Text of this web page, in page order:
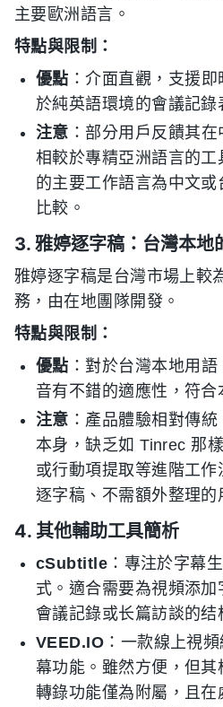
主要歐洲語言。
特點與限制：
優點 ：介面直觀，支援
於純英語環境的會議記錄
注意 ：部分用戶反饋其
相較於專精亞洲語言的
的主要工作語言為中文
比較。
3. 雅婷逐字稿：台灣本地
雅婷逐字稿是台灣市場上較
務，由在地團隊開發。
特點與限制：
優點 ：對於台灣本地用
音有不錯的適應性，符合
注意 ：產品體驗相對傳統
本身，缺乏如 Tinrec 那
或行動項提取等進階工
逐字稿、不需額外整理的
4. 其他輔助工具簡析
cSubtitle ：專注於字幕
式。適合需要為視頻添
會議記錄或长篇訪談的结
VEED.IO ：一款線上視
幕功能。雖然方便，但其
轉錄功能僅為附屬，且